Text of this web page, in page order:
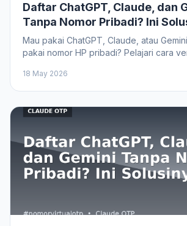
Daftar ChatGPT, Claude, dan
Tanpa Nomor Pribadi? Ini
Mau pakai ChatGPT, Claude, atau
pakai nomor HP pribadi? Pelajari cara
18 May 2026